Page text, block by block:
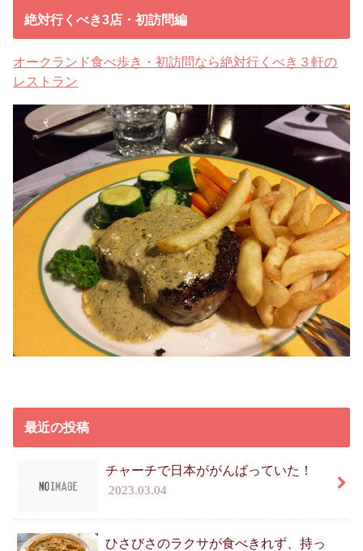
絶対行くべき3店・初訪問編
オークランド食べ歩き・初訪問なら絶対行くべき３軒の
レストラン
最近の投稿
チャーチで日本ががんばっていた！
2023.03.04
ひさびさのラクサが食べきれず、持っ